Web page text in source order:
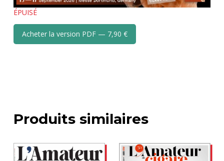
ÉPUISÉ
Acheter la version PDF — 7,90 €
Produits similaires